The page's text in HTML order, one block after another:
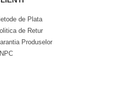
de Plata
de Retur
Produselor